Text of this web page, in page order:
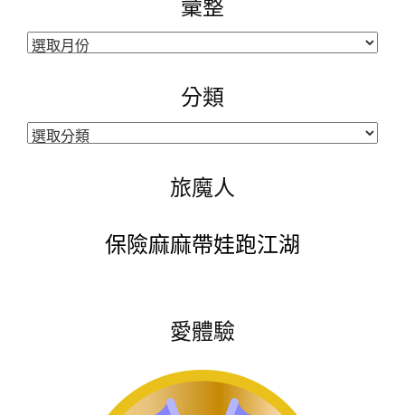
彙整
彙
分類
分
旅魔人
保險麻麻帶娃跑江湖
愛體驗